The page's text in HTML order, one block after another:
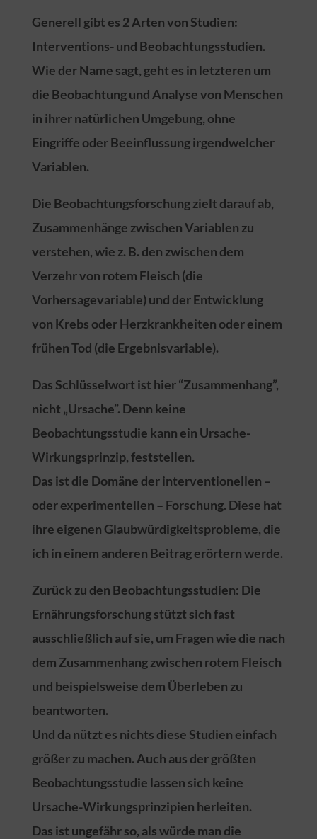
Generell gibt es 2 Arten von Studien:
Interventions- und Beobachtungsstudien.
Wie der Name sagt, geht es in letzteren um
die Beobachtung und Analyse von Menschen
in ihrer natürlichen Umgebung, ohne
Eingriffe oder Beeinflussung irgendwelcher
Variablen.
Die Beobachtungsforschung zielt darauf ab,
Zusammenhänge zwischen Variablen zu
verstehen, wie z. B. den zwischen dem
Verzehr von rotem Fleisch (die
Vorhersagevariable) und der Entwicklung
von Krebs oder Herzkrankheiten oder einem
frühen Tod (die Ergebnisvariable).
Das Schlüsselwort ist hier “Zusammenhang”,
nicht „Ursache”. Denn keine
Beobachtungsstudie kann ein Ursache-
Wirkungsprinzip, feststellen.
Das ist die Domäne der interventionellen –
oder experimentellen – Forschung. Diese hat
ihre eigenen Glaubwürdigkeitsprobleme, die
ich in einem anderen Beitrag erörtern werde.
Zurück zu den Beobachtungsstudien: Die
Ernährungsforschung stützt sich fast
ausschließlich auf sie, um Fragen wie die nach
dem Zusammenhang zwischen rotem Fleisch
und beispielsweise dem Überleben zu
beantworten.
Und da nützt es nichts diese Studien einfach
größer zu machen. Auch aus der größten
Beobachtungsstudie lassen sich keine
Ursache-Wirkungsprinzipien herleiten.
Das ist ungefähr so, als würde man die